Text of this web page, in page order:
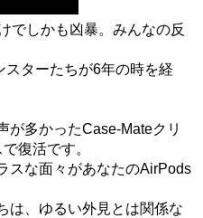
でしかも凶暴。みんなの反
ターたちが6年の時を経
が多かったCase-Mateクリ
復活です。
スな面々があなたのAirPods
は、ゆるい外見とは関係な